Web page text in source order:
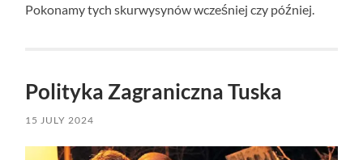
Pokonamy tych skurwysynów wcześniej czy później.
Polityka Zagraniczna Tuska
15 JULY 2024